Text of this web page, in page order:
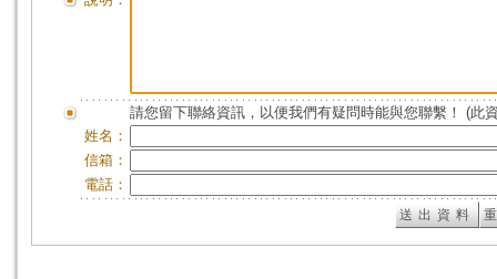
請您留下聯絡資訊，以便我們有疑問時能與您聯繫！ (此
姓名：
信箱：
電話：